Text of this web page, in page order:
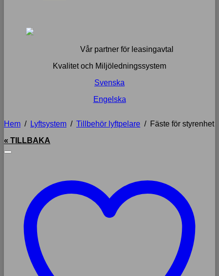
Vår partner för leasingavtal
Kvalitet och Miljöledningssystem
Svenska
Engelska
Hem / Lyftsystem / Tillbehör lyftpelare / Fäste för styrenhet
« TILLBAKA